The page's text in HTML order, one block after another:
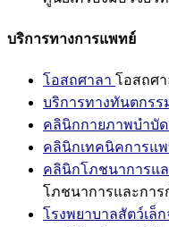
บริการทางการแพทย์
โอสถศาลา โอสถศา
บริการทางทันตกรร
คลินิกกายภาพบำบัด
คลินิกเทคนิคการแ
คลินิกโภชนาการแ
โภชนาการและกา
โรงพยาบาลสัตว์เล็